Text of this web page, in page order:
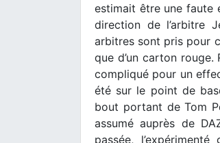
estimait être une faute
direction de l’arbitre
arbitres sont pris pour
que d’un carton
compliqué pour un
été sur le point de
bout portant de Tom
assumé auprès de
passée,